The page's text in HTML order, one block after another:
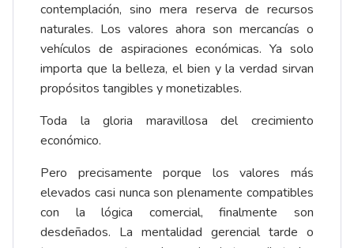
contemplación, sino mera reserva de recursos
naturales. Los valores ahora son mercancías o
vehículos de aspiraciones económicas. Ya solo
importa que la belleza, el bien y la verdad sirvan
propósitos tangibles y monetizables.
Toda la gloria maravillosa del crecimiento
económico.
Pero precisamente porque los valores más
elevados casi nunca son plenamente compatibles
con la lógica comercial, finalmente son
desdeñados. La mentalidad gerencial tarde o